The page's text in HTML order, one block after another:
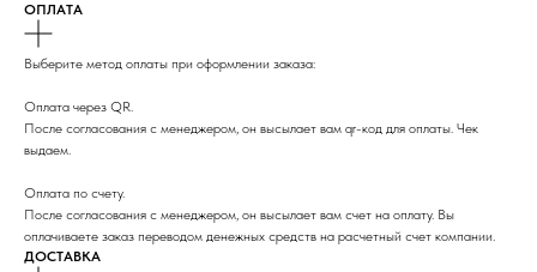
ОПЛАТА
Выберите метод оплаты при оформлении заказа:
Оплата через QR.
После согласования с менеджером, он высылает вам qr-код для оплаты. Чек
выдаем.
Оплата по счету.
После согласования с менеджером, он высылает вам счет на оплату. Вы
оплачиваете заказ переводом денежных средств на расчетный счет компании.
ДОСТАВКА